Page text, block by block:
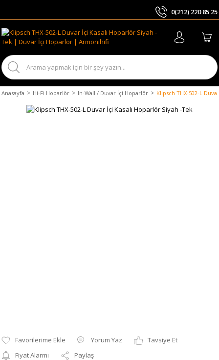
0(212) 220 85 25
Anasayfa Hi-Fi Hoparlör In-Wall / Duvar İçi Hoparlör Klipsch THX-502-L
Yorum Yaz
Tavsiye Et
Fiyat Alarmı
Paylaş